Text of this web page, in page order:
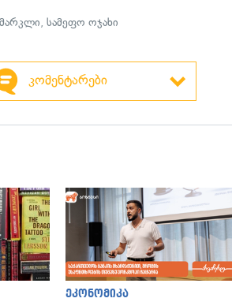
მარკლი,სამეფო ოჯახი
კომენტარები
გადახედვა
ეკონომიკა